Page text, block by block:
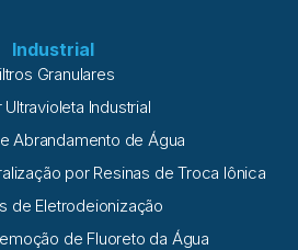
Industrial
Granulares
Ultravioleta Industrial
Abrandamento de Água
por Resinas de Troca Iônica
de Eletrodeionização
de Fluoreto da Água